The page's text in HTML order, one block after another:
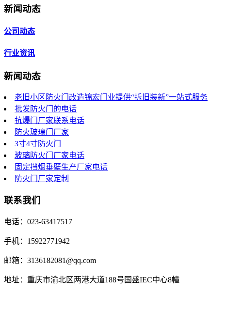
新闻动态
公司动态
行业资讯
新闻动态
老旧小区防火门改造锦宏门业提供“拆旧装新”一站式服务
批发防火门的电话
抗爆门厂家联系电话
防火玻璃门厂家
3寸4寸防火门
玻璃防火门厂家电话
固定挡烟垂壁生产厂家电话
防火门厂家定制
联系我们
电话：023-63417517
手机：15922771942
邮箱：3136182081@qq.com
地址：重庆市渝北区两港大道188号国盛IEC中心8幢